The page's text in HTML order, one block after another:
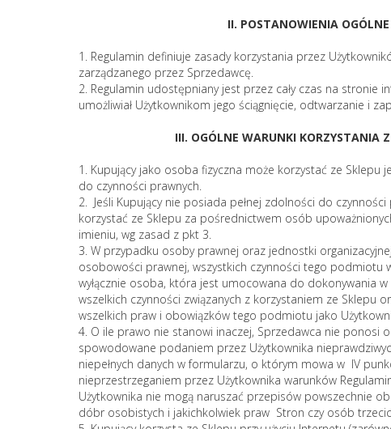
II. POSTANOWIENIA OGÓLNE
1. Regulamin definiuje zasady korzystania przez
zarządzanego przez Sprzedawcę.
2. Regulamin udostępniany jest przez cały czas na stronie
umożliwiał Użytkownikom jego ściągnięcie, odtwarzanie i
III. OGÓLNE WARUNKI KORZYSTANIA
1. Kupujący jako osoba fizyczna może korzystać ze Sklepu
do czynności prawnych.
2. Jeśli Kupujący nie posiada pełnej zdolności do
korzystać ze Sklepu za pośrednictwem osób
imieniu, wg zasad z pkt 3.
3. W przypadku osoby prawnej oraz jednostki
osobowości prawnej, wszystkich czynności tego podmiotu
wyłącznie osoba, która jest umocowana do dokonywania
wszelkich czynności związanych z korzystaniem ze Sklepu
wszelkich praw i obowiązków tego podmiotu jako
4. O ile prawo nie stanowi inaczej, Sprzedawca nie ponosi
spowodowane podaniem przez Użytkownika
niepełnych danych w formularzu, o którym mowa w IV
nieprzestrzeganiem przez Użytkownika warunków
Użytkownika nie mogą naruszać przepisów powszechnie
dóbr osobistych i jakichkolwiek praw Stron czy osób